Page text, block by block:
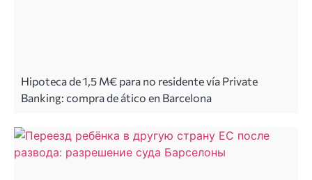
Hipoteca de 1,5 M€ para no residente vía Private
Banking: compra de ático en Barcelona